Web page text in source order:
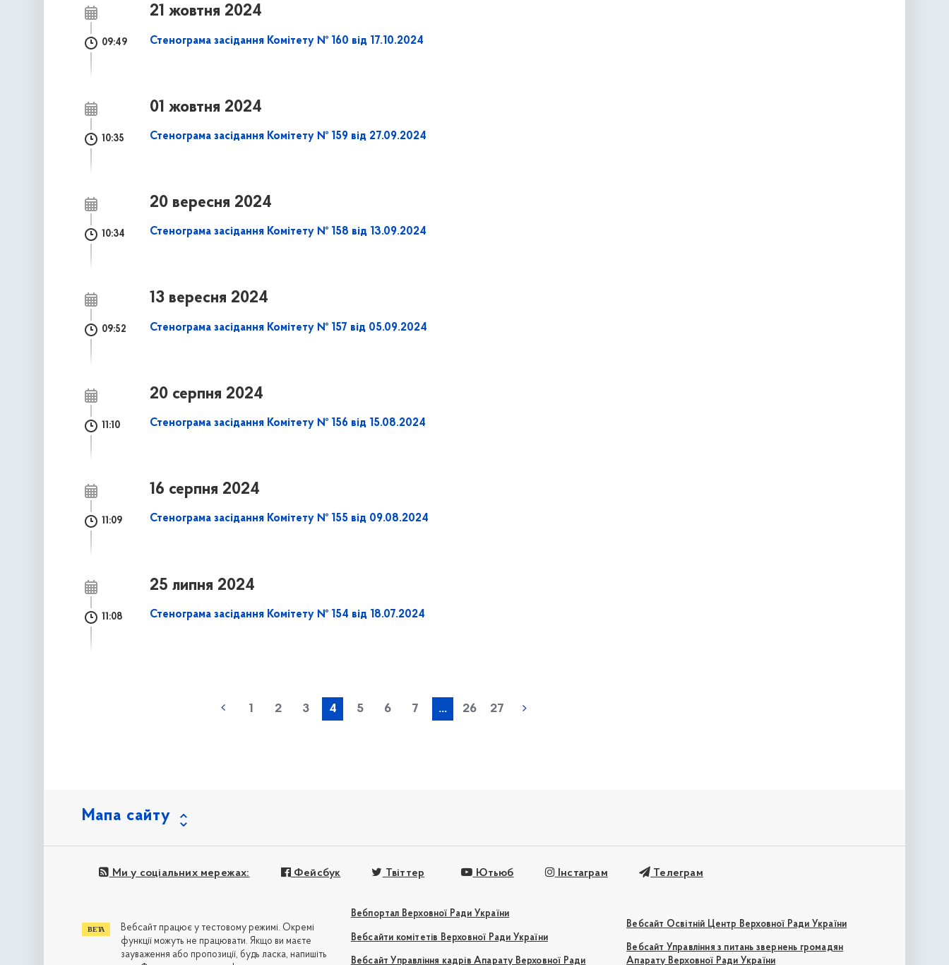
21 жовтня 2024
09:49 Стенограма засідання Комітету № 160 від 17.10.2024
01 жовтня 2024
10:35 Стенограма засідання Комітету № 159 від 27.09.2024
20 вересня 2024
10:34 Стенограма засідання Комітету № 158 від 13.09.2024
13 вересня 2024
09:52 Стенограма засідання Комітету № 157 від 05.09.2024
20 серпня 2024
11:10 Стенограма засідання Комітету № 156 від 15.08.2024
16 серпня 2024
11:09 Стенограма засідання Комітету № 155 від 09.08.2024
25 липня 2024
11:08 Стенограма засідання Комітету № 154 від 18.07.2024
1 2 3 4 5 6 7 ... 26 27
Мапа сайту
Ми у соціальних мережах: Фейсбук Твіттер Ютьюб Інстаграм Телеграм
Вебпортал Верховної Ради України
Вебсайти комітетів Верховної Ради України
Вебсайт Управління кадрів Апарату Верховної Ради
Вебсайт Освітній Центр Верховної Ради України
Вебсайт Управління з питань звернень громадян
Апарату Верховної Ради України
Вебсайт працює у тестовому режимі. Окремі
функції можуть не працювати. Якщо ви маєте
зауваження або пропозиції, будь ласка, напишіть